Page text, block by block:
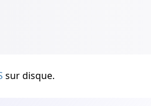
sur disque.